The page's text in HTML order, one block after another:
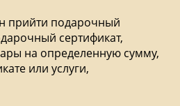
прийти подарочный
сертификат,
на определенную сумму,
или услуги,